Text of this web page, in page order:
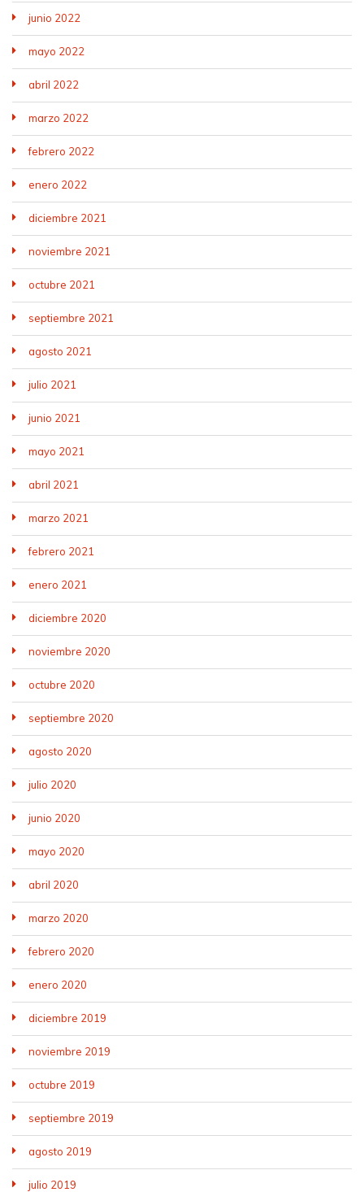
junio 2022
mayo 2022
abril 2022
marzo 2022
febrero 2022
enero 2022
diciembre 2021
noviembre 2021
octubre 2021
septiembre 2021
agosto 2021
julio 2021
junio 2021
mayo 2021
abril 2021
marzo 2021
febrero 2021
enero 2021
diciembre 2020
noviembre 2020
octubre 2020
septiembre 2020
agosto 2020
julio 2020
junio 2020
mayo 2020
abril 2020
marzo 2020
febrero 2020
enero 2020
diciembre 2019
noviembre 2019
octubre 2019
septiembre 2019
agosto 2019
julio 2019